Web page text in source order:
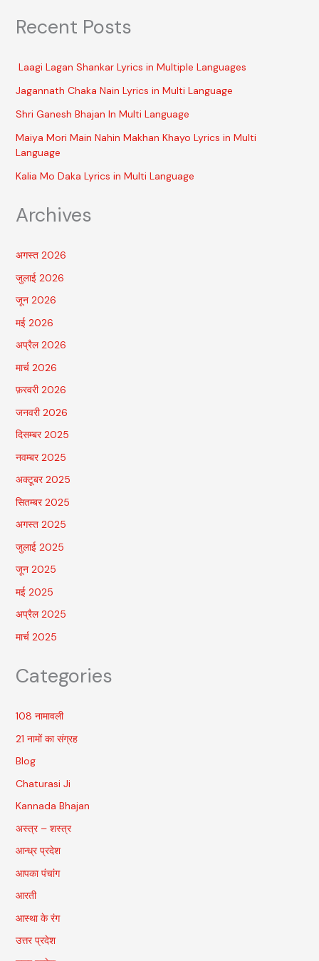
Recent Posts
Laagi Lagan Shankar Lyrics in Multiple Languages
Jagannath Chaka Nain Lyrics in Multi Language
Shri Ganesh Bhajan In Multi Language
Maiya Mori Main Nahin Makhan Khayo Lyrics in Multi
Language
Kalia Mo Daka Lyrics in Multi Language
Archives
अगस्त 2026
जुलाई 2026
जून 2026
मई 2026
अप्रैल 2026
मार्च 2026
फ़रवरी 2026
जनवरी 2026
दिसम्बर 2025
नवम्बर 2025
अक्टूबर 2025
सितम्बर 2025
अगस्त 2025
जुलाई 2025
जून 2025
मई 2025
अप्रैल 2025
मार्च 2025
Categories
108 नामावली
21 नामों का संग्रह
Blog
Chaturasi Ji
Kannada Bhajan
अस्त्र – शस्त्र
आन्ध्र प्रदेश
आपका पंचांग
आरती
आस्था के रंग
उत्तर प्रदेश